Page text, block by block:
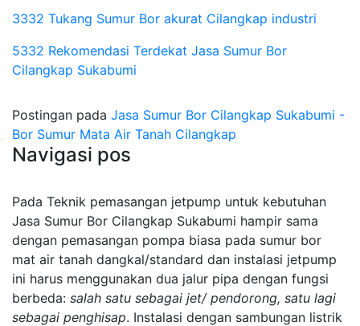
3332 Tukang Sumur Bor akurat Cilangkap industri
5332 Rekomendasi Terdekat Jasa Sumur Bor
Cilangkap Sukabumi
Postingan pada Jasa Sumur Bor Cilangkap Sukabumi -
Bor Sumur Mata Air Tanah Cilangkap
Navigasi pos
Pada Teknik pemasangan jetpump untuk kebutuhan
Jasa Sumur Bor Cilangkap Sukabumi hampir sama
dengan pemasangan pompa biasa pada sumur bor
mat air tanah dangkal/standard dan instalasi jetpump
ini harus menggunakan dua jalur pipa dengan fungsi
berbeda: salah satu sebagai jet/ pendorong, satu lagi
sebagai penghisap. Instalasi dengan sambungan listrik